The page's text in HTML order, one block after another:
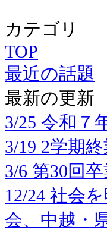
カテゴリ
TOP
最近の話題
最新の更新
3/25 令和７
3/19 2学期
3/6 第30回
12/24 社会
会、中越・